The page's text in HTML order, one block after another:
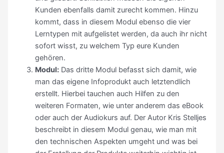
Kunden ebenfalls damit zurecht kommen. Hinzu
kommt, dass in diesem Modul ebenso die vier
Lerntypen mit aufgelistet werden, da auch ihr nicht
sofort wisst, zu welchem Typ eure Kunden
gehören.
Modul: Das dritte Modul befasst sich damit, wie
man das eigene Infoprodukt auch letztendlich
erstellt. Hierbei tauchen auch Hilfen zu den
weiteren Formaten, wie unter anderem das eBook
oder auch der Audiokurs auf. Der Autor Kris Stelljes
beschreibt in diesem Modul genau, wie man mit
den technischen Aspekten umgeht und was bei